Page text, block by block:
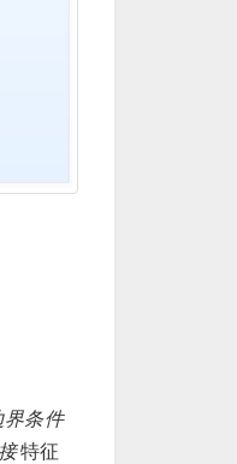
界条件
特征